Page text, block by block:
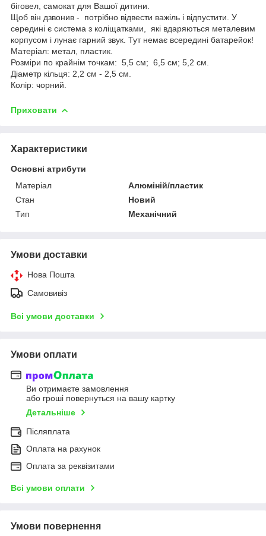
біговел, самокат для Вашої дитини.
Щоб він дзвонив - потрібно відвести важіль і відпустити. У
середині є система з коліщатками, які вдаряються металевим
корпусом і лунає гарний звук. Тут немає всередині батарейок!
Матеріал: метал, пластик.
Розміри по крайнім точкам: 5,5 см; 6,5 см; 5,2 см.
Діаметр кільця: 2,2 см - 2,5 см.
Колір: чорний.
Приховати
Характеристики
Основні атрибути
Матеріал
Алюміній/пластик
Стан
Новий
Тип
Механічний
Умови доставки
Нова Пошта
Самовивіз
Всі умови доставки
Умови оплати
Ви отримаєте замовлення
або гроші повернуться на вашу картку
Детальніше
Післяплата
Оплата на рахунок
Оплата за реквізитами
Всі умови оплати
Умови повернення